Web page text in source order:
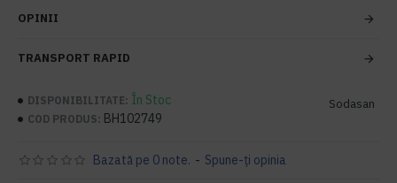
OPINII
TRANSPORT RAPID
DISPONIBILITATE: În Stoc
COD PRODUS: BH102749
Sodasan
Bazată pe 0 note. - Spune-ţi opinia